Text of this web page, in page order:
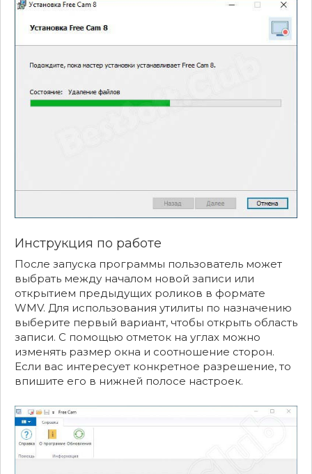
Инструкция по работе
После запуска программы пользователь может
выбрать между началом новой записи или
открытием предыдущих роликов в формате
WMV. Для использования утилиты по назначению
выберите первый вариант, чтобы открыть область
записи. С помощью отметок на углах можно
изменять размер окна и соотношение сторон.
Если вас интересует конкретное разрешение, то
впишите его в нижней полосе настроек.